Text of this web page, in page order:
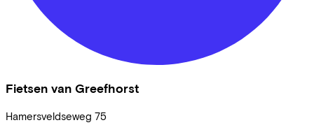
Fietsen van Greefhorst
Hamersveldseweg 75